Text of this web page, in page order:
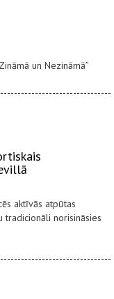
un Nezināmā”
aktīvās atpūtas
tradicionāli norisināsies